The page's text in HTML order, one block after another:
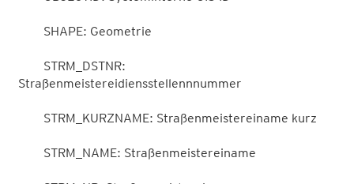
Straßenmeistereidiensstellennnummer